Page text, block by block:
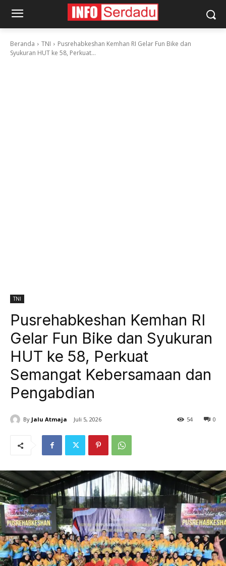
Beranda TNI
Pusrehabkeshan Kemhan RI Gelar Fun Bike dan
Syukuran HUT ke 58, Perkuat...
TNI
Pusrehabkeshan Kemhan RI
Gelar Fun Bike dan Syukuran
HUT ke 58, Perkuat
Semangat Kebersamaan dan
Pengabdian
By Jalu Atmaja Juli 5, 2026 0
54